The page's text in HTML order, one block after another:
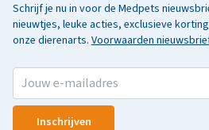
Schrijf je nu in voor de Medpets
nieuwtjes, leuke acties, exclusieve
onze dierenarts. Voorwaarden
Inschrijven